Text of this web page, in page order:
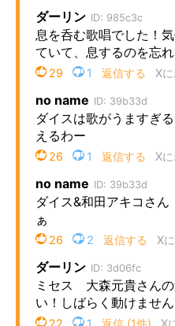
経営リーダーのコミュニティ
マーケ×ITの今がよく分かる
ITエンジニア向け専門サイト
企業向けIT製品の総合サイト
IT製品の技術・比較・事例
製造業のIT導入・活用を支援
モノづくり技術者専門サイト
電子設計の基本と応用
エネルギーの専門メディア